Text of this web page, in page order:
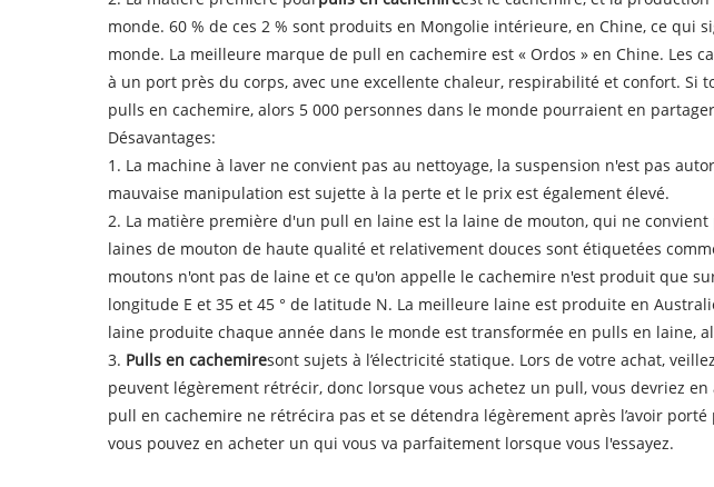
monde. 60 % de ces 2 % sont produits en Mongolie intérieure, en Chine, ce
monde. La meilleure marque de pull en cachemire est « Ordos » en Chine. Les
à un port près du corps, avec une excellente chaleur, respirabilité et confort.
pulls en cachemire, alors 5 000 personnes dans le monde pourraient en
Désavantages:
1. La machine à laver ne convient pas au nettoyage, la suspension n'est pas
mauvaise manipulation est sujette à la perte et le prix est également élevé.
2. La matière première d'un pull en laine est la laine de mouton, qui ne
laines de mouton de haute qualité et relativement douces sont étiquetées
moutons n'ont pas de laine et ce qu'on appelle le cachemire n'est produit que
longitude E et 35 et 45 ° de latitude N. La meilleure laine est produite en
laine produite chaque année dans le monde est transformée en pulls en laine,
3. Pulls en cachemiresont sujets à l’électricité statique. Lors de votre achat,
peuvent légèrement rétrécir, donc lorsque vous achetez un pull, vous devriez
pull en cachemire ne rétrécira pas et se détendra légèrement après l’avoir
vous pouvez en acheter un qui vous va parfaitement lorsque vous l'essayez.